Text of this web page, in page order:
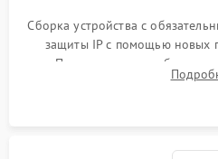
Сборка устройства с
защиты IP с помощью новых
Программная калибровка
абсолютно черному телу для